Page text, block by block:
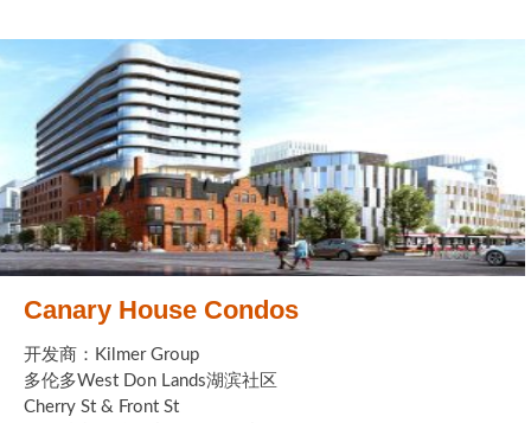
为什么移民加拿大
加拿大的历史文化
加拿大社会保险系统
定居安大略省
加拿大的福利制度
吃货眼中的加拿大地图
Canary House Condos
开发商：Kilmer Group
多伦多West Don Lands湖滨社区
Cherry St & Front St